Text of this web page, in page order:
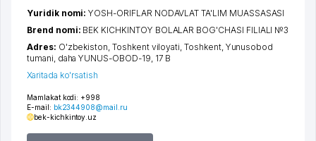
Mamlakat kodi: +998
E-mail: bk2344908@mail.ru
bek-kichkintoy.uz
Yuridik nomi:YOSH-ORIFLAR NODAVLAT TA'LIM MUASSASASI
Brend nomi: BEK KICHKINTOY BOLALAR BOG'CHASI FILIALI №3
Adres: O'zbekiston,Toshkent viloyati,Toshkent, Yunusobod
tumani, daha YUNUS-OBOD-19, 17 B
Xaritada ko'rsatish